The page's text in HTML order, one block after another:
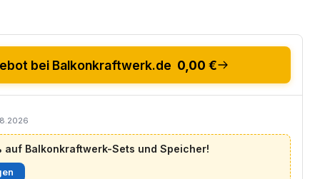
bei Balkonkraftwerk.de 0,00 €
auf Balkonkraftwerk-Sets und Speicher!